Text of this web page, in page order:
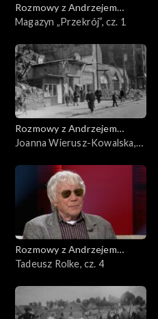
Rozmowy z Andrzejem
Doboszem
Magazyn „Przekrój”, cz. 1
Rozmowy z Andrzejem
Doboszem
Joanna Wierusz-Kowalska,
Rozmowy z Andrzejem
Doboszem
Tadeusz Rolke, cz. 4